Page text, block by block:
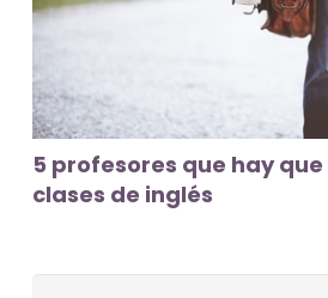
5 profesores que hay
clases de inglés